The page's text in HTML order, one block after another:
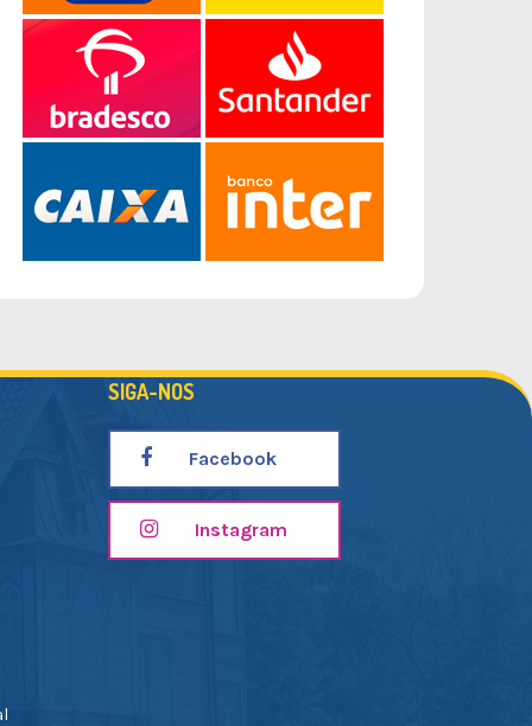
SIGA-NOS
Facebook
Instagram